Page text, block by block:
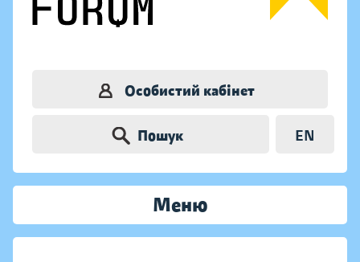
Особистий кабінет
Пошук EN
Меню